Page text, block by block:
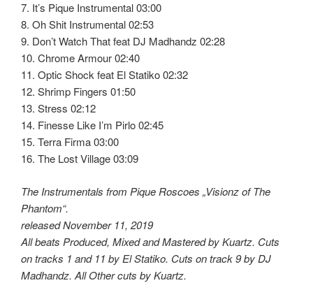
7. It’s Pique Instrumental 03:00
8. Oh Shit Instrumental 02:53
9. Don’t Watch That feat DJ Madhandz 02:28
10. Chrome Armour 02:40
11. Optic Shock feat El Statiko 02:32
12. Shrimp Fingers 01:50
13. Stress 02:12
14. Finesse Like I’m Pirlo 02:45
15. Terra Firma 03:00
16. The Lost Village 03:09
The Instrumentals from Pique Roscoes „Visionz of The
Phantom“.
released November 11, 2019
All beats Produced, Mixed and Mastered by Kuartz. Cuts
on tracks 1 and 11 by El Statiko. Cuts on track 9 by DJ
Madhandz. All Other cuts by Kuartz.